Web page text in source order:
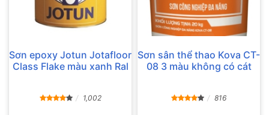
Sơn epoxy Jotun Jotafloor
Class Flake màu xanh Ral
1,002
Sơn sân thể thao Kova CT-
08 3 màu không có cát
816